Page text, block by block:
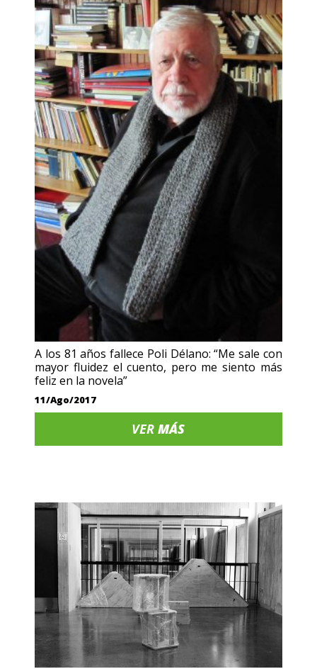
A los 81 años fallece Poli Délano: “Me sale con
mayor fluidez el cuento, pero me siento más
feliz en la novela”
11/Ago/2017
VERMÁS